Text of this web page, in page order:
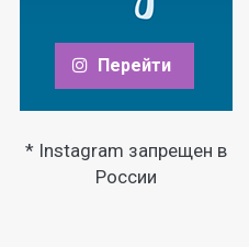
Перейти
* Instagram запрещен в
России